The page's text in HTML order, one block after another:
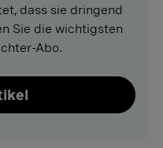
dass sie dringend
Sie die wichtigsten
Abo.